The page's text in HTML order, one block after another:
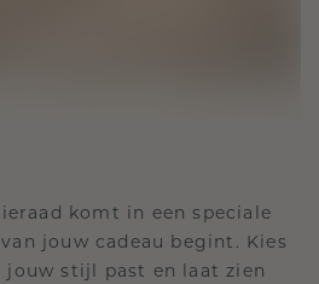
komt in een speciale
jouw cadeau begint. Kies
stijl past en laat zien